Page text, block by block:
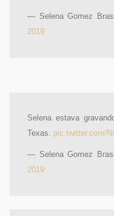
— Selena Gomez
2019
Selena estava
Texas. pic.twitter.com/
— Selena Gomez
2019